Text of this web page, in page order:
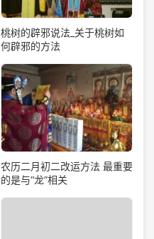
桃树的辟邪说法_关于桃树如
何辟邪的方法
农历二月初二改运方法 最重要
的是与“龙”相关